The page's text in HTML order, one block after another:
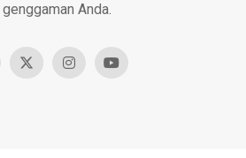
Anda.